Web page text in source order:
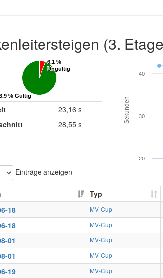
(3.
6.1 %
Ungültig
6.1 %
Ungültig
% Gültig
% Gültig
23,16 s
28,55 s
Sekunden
20
30
40
Einträge anzeigen
Typ
18
MV-Cup
18
MV-Cup
01
MV-Cup
01
MV-Cup
19
MV-Cup